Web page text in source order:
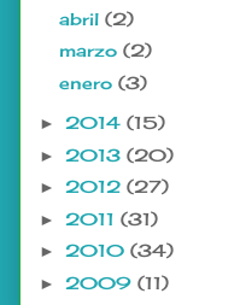
abril (2)
marzo (2)
enero (3)
► 2014 (15)
► 2013 (20)
► 2012 (27)
► 2011 (31)
► 2010 (34)
► 2009 (11)